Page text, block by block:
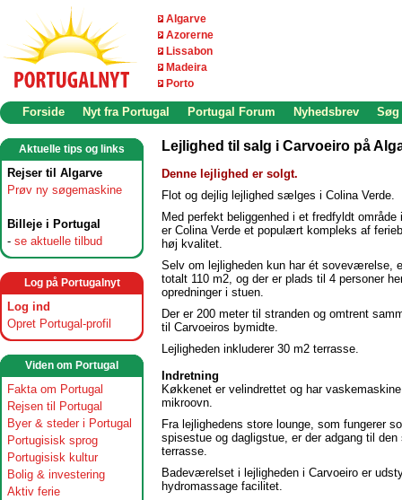
Algarve
Azorerne
Lissabon
Madeira
Porto
Forside Nyt fra Portugal Portugal Forum Nyhedsbrev Søg
Aktuelle tips og links
Rejser til Algarve
Prøv ny søgemaskine
Billeje i Portugal
- se aktuelle tilbud
Log på Portugalnyt
Log ind
Opret Portugal-profil
Viden om Portugal
Fakta om Portugal
Rejsen til Portugal
Byer & steder i Portugal
Portugisisk sprog
Portugisisk kultur
Bolig & investering
Aktiv ferie
Lejlighed til salg i Carvoeiro på
Denne lejlighed er solgt.
Flot og dejlig lejlighed sælges i Colina Verde.
Med perfekt beliggenhed i et fredfyldt område
er Colina Verde et populært kompleks af
høj kvalitet.
Selv om lejligheden kun har ét soveværelse,
totalt 110 m2, og der er plads til 4 personer
opredninger i stuen.
Der er 200 meter til stranden og omtrent
til Carvoeiros bymidte.
Lejligheden inkluderer 30 m2 terrasse.
Indretning
Køkkenet er velindrettet og har
mikroovn.
Fra lejlighedens store lounge, som fungerer
spisestue og dagligstue, er der adgang til den
terrasse.
Badeværelset i lejligheden i Carvoeiro er
hydromassage facilitet.